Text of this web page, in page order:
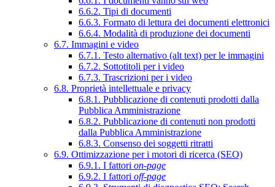
6.6.2. Tipi di documenti
6.6.3. Formato di lettura dei documenti elettronici
6.6.4. Modalità di produzione dei documenti
6.7. Immagini e video
6.7.1. Testo alternativo (alt text) per le immagini
6.7.2. Sottotitoli per i video
6.7.3. Trascrizioni per i video
6.8. Proprietà intellettuale e privacy
6.8.1. Pubblicazione di contenuti prodotti dalla
Pubblica Amministrazione
6.8.2. Pubblicazione di contenuti non prodotti
dalla Pubblica Amministrazione
6.8.3. Consenso dei soggetti ritratti
6.9. Ottimizzazione per i motori di ricerca (SEO)
6.9.1. I fattori on-page
6.9.2. I fattori off-page